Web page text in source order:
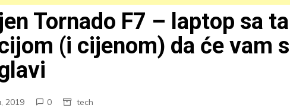
Tornado F7 – laptop sa
(i cijenom) da će vam
2019 0 tech